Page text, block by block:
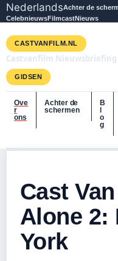
NederlandsAchter de
CelebnieuwsFilmcastNieuws
CASTVANFILM.NL
Castvanfilm Nieuwsbriefing
GIDSEN
Ove
r
ons
Achter de
schermen
B
o
g
Cast
Alone 2:
York